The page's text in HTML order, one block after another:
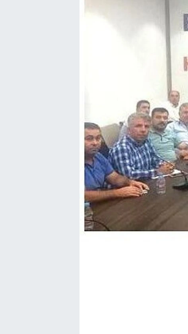
KÖŞE YAZILARI
MAGAZİN
RÖPORTAJ
SARIYER HABERLERİ